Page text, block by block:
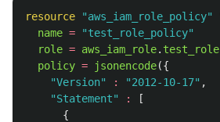
resource "aws_iam_role_policy"
name =
"test_role_policy"
role = aws_iam_role. test_role
policy = jsonencode({
"Version"
: "2012-10-17" ,
"Statement"
:
[
{